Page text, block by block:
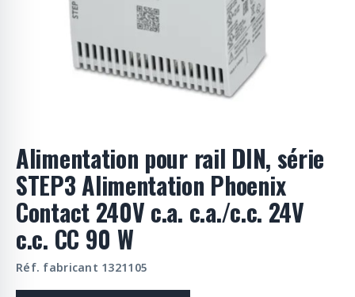
Alimentation pour rail DIN, série
STEP3 Alimentation Phoenix
Contact 240V c.a. c.a./c.c. 24V
c.c. CC 90 W
Réf. fabricant 1321105